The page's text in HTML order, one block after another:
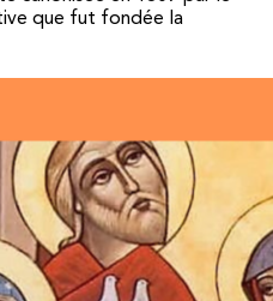
que fut fondée la